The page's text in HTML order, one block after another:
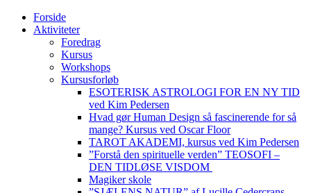
Forside
Aktiviteter
Foredrag
Kursus
Workshops
Kursusforløb
ESOTERISK ASTROLOGI FOR EN NY TID
ved Kim Pedersen
Hvad gør Human Design så fascinerende for så
mange? Kursus ved Oscar Floor
TAROT AKADEMI, kursus ved Kim Pedersen
”Forstå den spirituelle verden” TEOSOFI –
DEN TIDLØSE VISDOM
Magiker skole